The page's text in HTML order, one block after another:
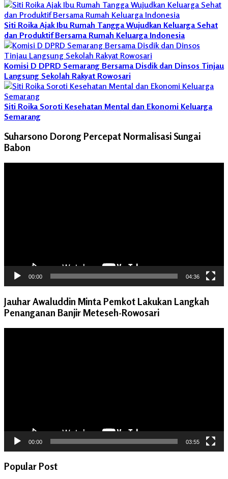
Siti Roika Ajak Ibu Rumah Tangga Wujudkan Keluarga Sehat
dan Produktif Bersama Rumah Keluarga Indonesia
Komisi D DPRD Semarang Bersama Disdik dan Dinsos Tinjau
Langsung Sekolah Rakyat Rowosari
Siti Roika Soroti Kesehatan Mental dan Ekonomi Keluarga
Semarang
Suharsono Dorong Percepat Normalisasi Sungai
Babon
00:00 04:36
Jauhar Awaluddin Minta Pemkot Lakukan Langkah
Penanganan Banjir Meteseh-Rowosari
00:00 03:55
Popular Post